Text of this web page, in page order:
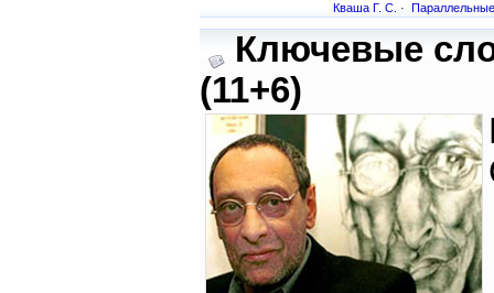
Кваша Г. С. ·
Ключевые
(11+6)